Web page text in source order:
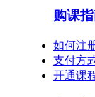
购课
如何注
支付方
开通课